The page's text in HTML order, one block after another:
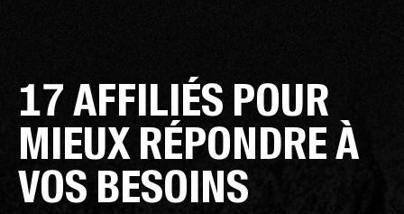
17 AFFILIÉS POUR
MIEUX RÉPONDRE À
VOS BESOINS